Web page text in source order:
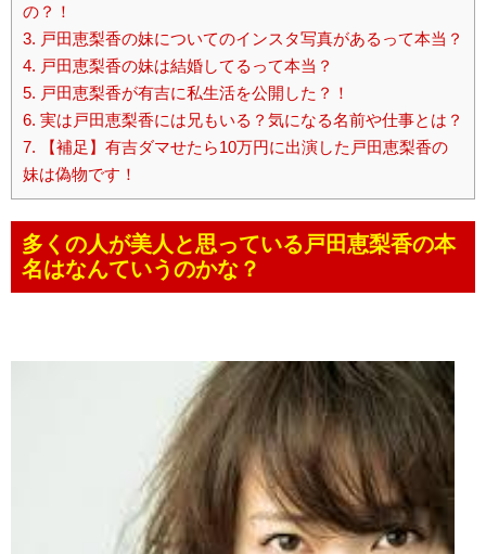
の？！
3. 戸田恵梨香の妹についてのインスタ写真があるって本当？
4. 戸田恵梨香の妹は結婚してるって本当？
5. 戸田恵梨香が有吉に私生活を公開した？！
6. 実は戸田恵梨香には兄もいる？気になる名前や仕事とは？
7. 【補足】有吉ダマせたら10万円に出演した戸田恵梨香の
妹は偽物です！
多くの人が美人と思っている戸田恵梨香の本
名はなんていうのかな？